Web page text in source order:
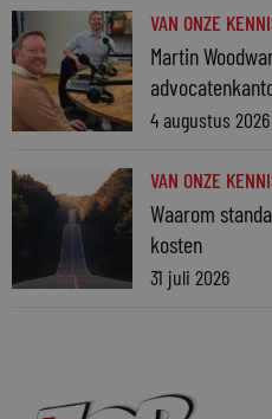
VAN ONZE
Martin
4 augustus 2026
VAN ONZE
Waarom
kosten
31 juli 2026